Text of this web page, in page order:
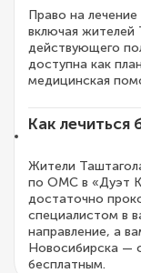
Право на
включая жителей
действующего
доступна как
медицинская
Как
Жители
по ОМС в «Дуэт
достаточно
специалистом в
направление, а
Новосибирска —
бесплатным.